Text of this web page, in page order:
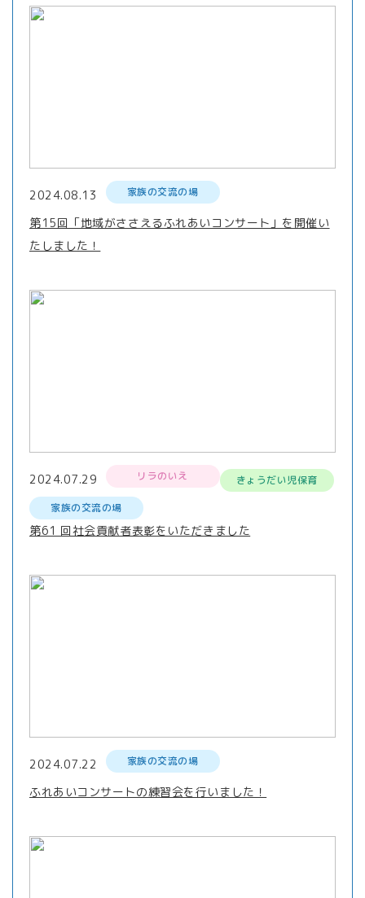
2024.08.13 家族の交流の場
第15回「地域がささえるふれあいコンサート」を開催い
たしました！
2024.07.29 リラのいえ
きょうだい児保育
家族の交流の場
第61 回社会貢献者表彰をいただきました
2024.07.22 家族の交流の場
ふれあいコンサートの練習会を行いました！